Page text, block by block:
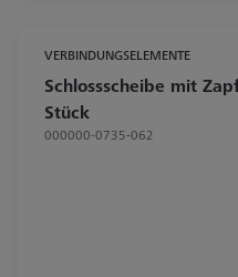
VERBINDUNGSELEMENTE
Schlossscheibe mit
Stück
000000-0735-062